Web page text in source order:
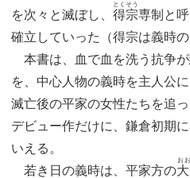
を次々と滅ぼし、 得宗
とくそう
専制と
確立していった（得宗は義時の
本書は、血で血を洗う抗争
を、中心人物の義時を主人公
滅亡後の平家の女性たちを追
デビュー作だけに、鎌倉初期
いえる。
若き日の義時は、平家方の
お